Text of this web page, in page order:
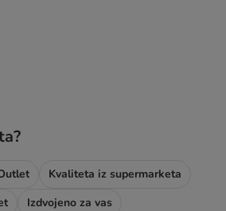
Kvaliteta iz supermarketa
Izdvojeno za vas